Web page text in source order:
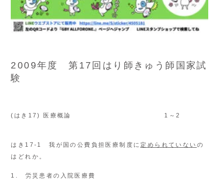
2009年度 第17回はり師きゅう師国家試
験
(はき17) 医療概論 1～2
はき17-1 我が国の公費負担医療制度に 定められていない の
はどれか。
1. 労災患者の入院医療費